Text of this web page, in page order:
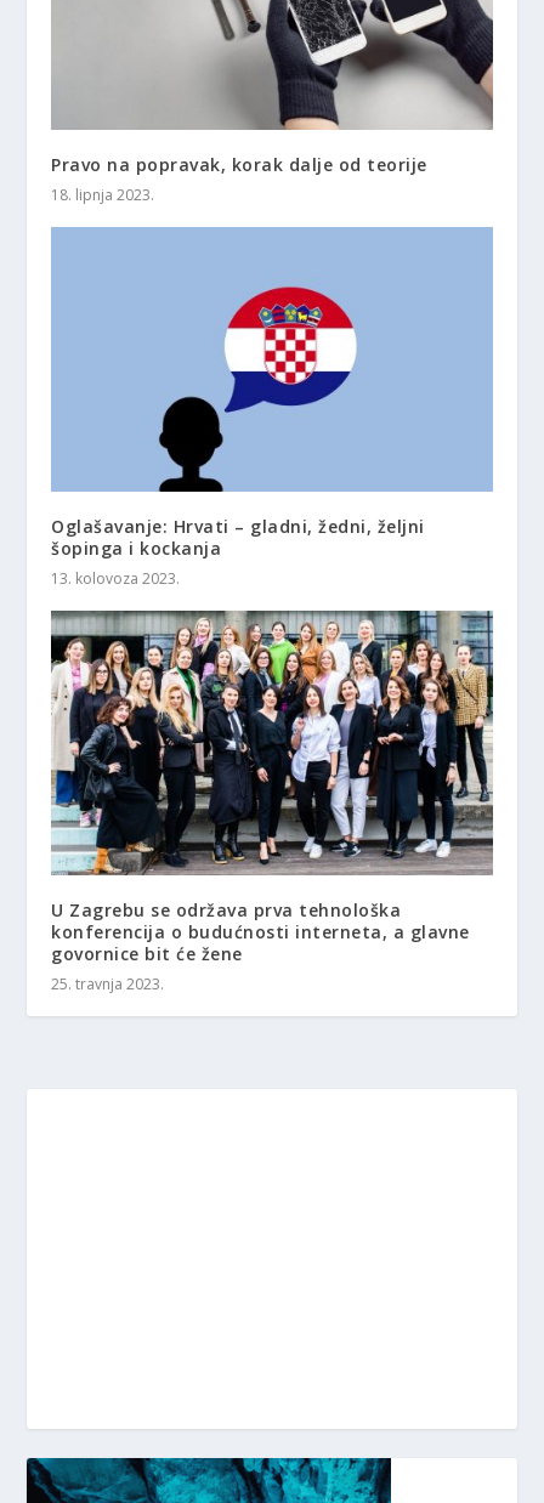
Pravo na popravak, korak dalje od teorije
18. lipnja 2023.
Oglašavanje: Hrvati – gladni, žedni, željni
šopinga i kockanja
13. kolovoza 2023.
U Zagrebu se održava prva tehnološka
konferencija o budućnosti interneta, a glavne
govornice bit će žene
25. travnja 2023.